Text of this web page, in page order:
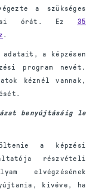
a szükséges
órát. Ez 35
.
a képzésen
program nevét.
kéznél vannak,
benyújtásáig le
a képzési
részvételi
elvégzésének
kivéve, ha